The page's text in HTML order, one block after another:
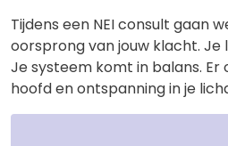
Tijdens een NEI consult gaan
oorsprong van jouw klacht. Je
Je systeem komt in balans.
hoofd en ontspanning in je